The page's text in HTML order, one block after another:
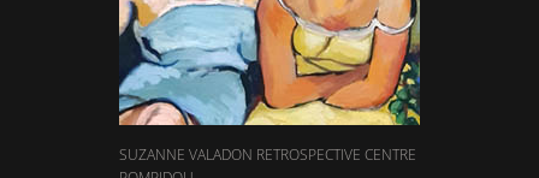
SUZANNE VALADON RETROSPECTIVE CENTRE